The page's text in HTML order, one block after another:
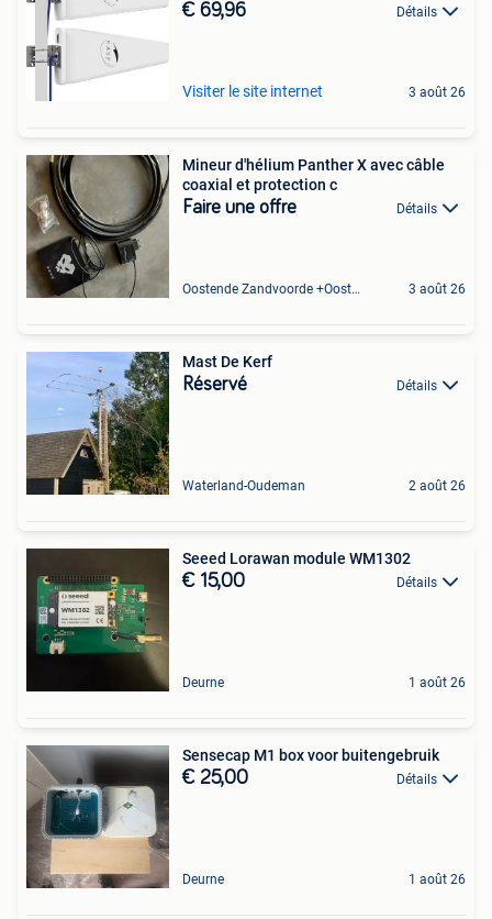
€ 69,96 Détails
Visiter le site internet 3 août 26
Mineur d'hélium Panther X avec câble
coaxial et protection c
Faire une offre Détails
Oostende Zandvoorde +Oostende 3 août 26
Mast De Kerf
Réservé Détails
Waterland-Oudeman 2 août 26
Seeed Lorawan module WM1302
€ 15,00 Détails
Deurne 1 août 26
Sensecap M1 box voor buitengebruik
€ 25,00 Détails
Deurne 1 août 26